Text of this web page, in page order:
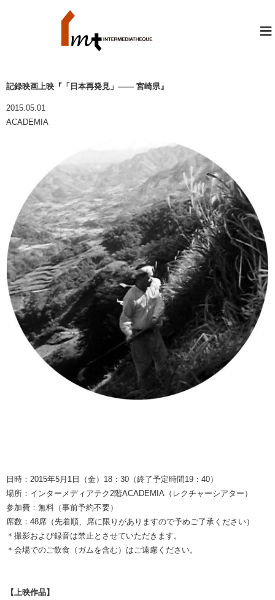
≡
記録映画上映『「日本再発見」―― 宮崎県』
2015.05.01
ACADEMIA
日時：2015年5月1日（金）18：30（終了予定時間19：40）
場所：インターメディアテク2階ACADEMIA（レクチャーシアター）
参加費：無料（事前予約不要）
席数：48席（先着順、席に限りがありますので予めご了承ください）
＊撮影および録音は禁止とさせていただきます。
＊会場でのご飲食（ガムを含む）はご遠慮ください。
【上映作品】